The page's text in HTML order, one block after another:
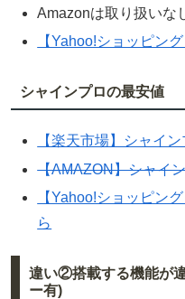
Amazonは取り扱いな
【Yahoo!ショッピン
シャインプロの最安値
【楽天市場】シャイ
【AMAZON】シャイ
【Yahoo!ショッピン
ら
違い②搭載する機能が
ー有)